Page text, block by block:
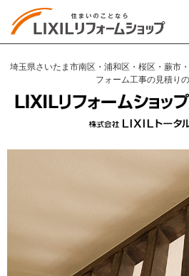
埼玉県さいたま市南区・浦和区・桜区・蕨市
フォーム工事の見積り